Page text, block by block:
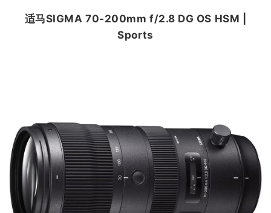
适马SIGMA 70-200mm f/2.8 DG OS HSM |
Sports